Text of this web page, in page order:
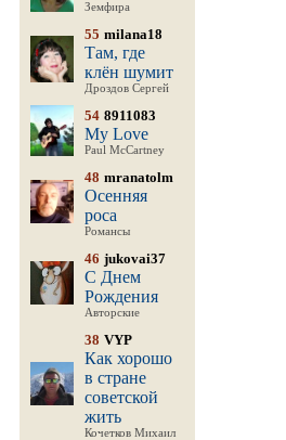
Земфира
55 milana18
Там, где
клён шумит
Дроздов Сергей
54 8911083
My Love
Paul McCartney
48 mranatolm
Осенняя
роса
Романсы
46 jukovai37
С Днем
Рождения
Авторские
38 VYP
Как хорошо
в стране
советской
жить
Кочетков Михаил